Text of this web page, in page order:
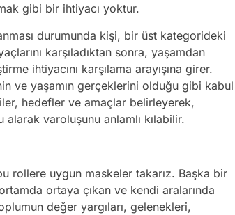
gibi bir ihtiyacı yoktur.
durumunda kişi, bir üst kategorideki
karşıladıktan sonra, yaşamdan
ihtiyacını karşılama arayışına girer.
ve yaşamın gerçeklerini olduğu gibi kabul
hedefler ve amaçlar belirleyerek,
varoluşunu anlamlı kılabilir.
rollere uygun maskeler takarız. Başka bir
ortaya çıkan ve kendi aralarında
değer yargıları, gelenekleri,